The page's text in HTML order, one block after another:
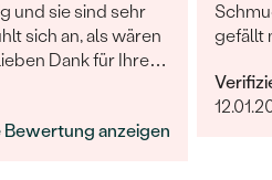
und sie sind sehr
sich an, als wären
Dank für Ihre
und Familien
Bewertung anzeigen
gefällt